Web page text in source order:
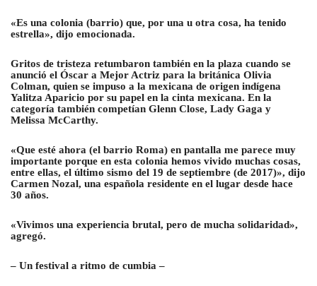
«Es una colonia (barrio) que, por una u otra cosa, ha tenido
estrella», dijo emocionada.
Gritos de tristeza retumbaron también en la plaza cuando se
anunció el Óscar a Mejor Actriz para la británica Olivia
Colman, quien se impuso a la mexicana de origen indígena
Yalitza Aparicio por su papel en la cinta mexicana. En la
categoría también competían Glenn Close, Lady Gaga y
Melissa McCarthy.
«Que esté ahora (el barrio Roma) en pantalla me parece muy
importante porque en esta colonia hemos vivido muchas cosas,
entre ellas, el último sismo del 19 de septiembre (de 2017)», dijo
Carmen Nozal, una española residente en el lugar desde hace
30 años.
«Vivimos una experiencia brutal, pero de mucha solidaridad»,
agregó.
– Un festival a ritmo de cumbia –